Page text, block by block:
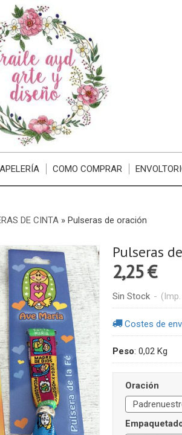
COMO COMPRAR
DE CINTA» Pulseras de oración
Pulseras
2,25 €
Sin Stock -
Costes de
Peso: 0,02 Kg
Oración